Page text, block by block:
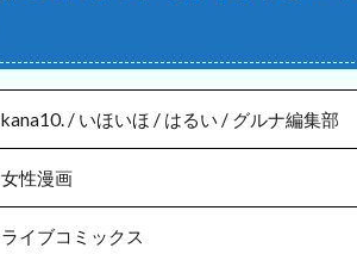
kana10. / いほいほ / はるい / グルナ編集部
女性漫画
ライブコミックス